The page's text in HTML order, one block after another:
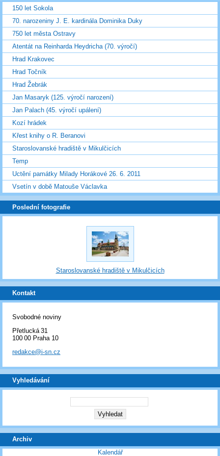
150 let Sokola
70. narozeniny J. E. kardinála Dominika Duky
750 let města Ostravy
Atentát na Reinharda Heydricha (70. výročí)
Hrad Krakovec
Hrad Točník
Hrad Žebrák
Jan Masaryk (125. výročí narození)
Jan Palach (45. výročí upálení)
Kozí hrádek
Křest knihy o R. Beranovi
Staroslovanské hradiště v Mikulčicích
Temp
Uctění památky Milady Horákové 26. 6. 2011
Vsetín v době Matouše Václavka
Poslední fotografie
Staroslovanské hradiště v Mikulčicích
Kontakt
Svobodné noviny
Přetlucká 31
100 00 Praha 10
redakce@i-sn.cz
Vyhledávání
Archiv
Kalendář